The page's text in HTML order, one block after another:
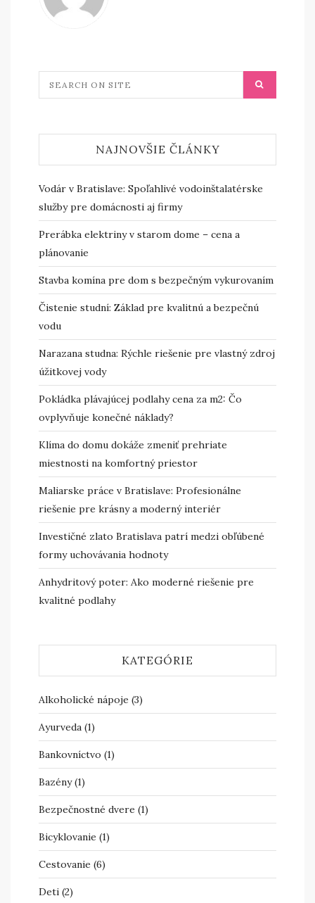
NAJNOVŠIE ČLÁNKY
Vodár v Bratislave: Spoľahlivé vodoinštalatérske
služby pre domácnosti aj firmy
Prerábka elektriny v starom dome – cena a
plánovanie
Stavba komína pre dom s bezpečným vykurovaním
Čistenie studní: Základ pre kvalitnú a bezpečnú
vodu
Narazana studna: Rýchle riešenie pre vlastný zdroj
úžitkovej vody
Pokládka plávajúcej podlahy cena za m2: Čo
ovplyvňuje konečné náklady?
Klíma do domu dokáže zmeniť prehriate
miestnosti na komfortný priestor
Maliarske práce v Bratislave: Profesionálne
riešenie pre krásny a moderný interiér
Investičné zlato Bratislava patrí medzi obľúbené
formy uchovávania hodnoty
Anhydritový poter: Ako moderné riešenie pre
kvalitné podlahy
KATEGÓRIE
Alkoholické nápoje (3)
Ayurveda (1)
Bankovníctvo (1)
Bazény(1)
Bezpečnostné dvere (1)
Bicyklovanie (1)
Cestovanie (6)
Deti (2)